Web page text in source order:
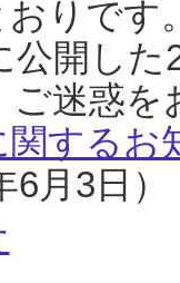
おりです
公開し
ご迷惑
関するお
月3日）